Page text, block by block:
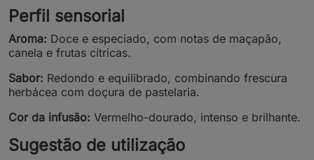
Perfil sensorial
Aroma: Doce e especiado, com notas de maçapão,
canela e frutas cítricas.
Sabor: Redondo e equilibrado, combinando frescura
herbácea com doçura de pastelaria.
Cor da infusão: Vermelho-dourado, intenso e brilhante.
Sugestão de utilização